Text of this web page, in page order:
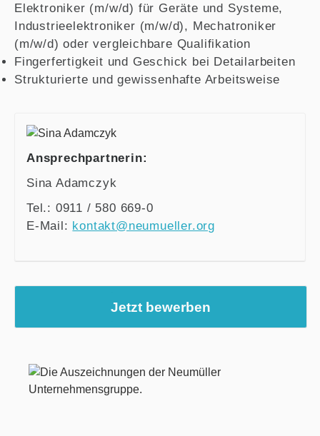
Elektroniker (m/w/d) für Geräte und Systeme,
Industrieelektroniker (m/w/d), Mechatroniker
(m/w/d) oder vergleichbare Qualifikation
Fingerfertigkeit und Geschick bei Detailarbeiten
Strukturierte und gewissenhafte Arbeitsweise
Ansprechpartnerin:
Sina Adamczyk
Tel.: 0911 / 580 669-0
E-Mail: kontakt@neumueller.org
Jetzt bewerben